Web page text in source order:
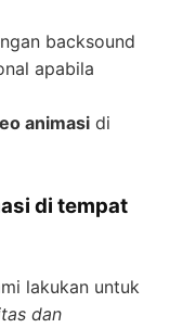
backsound
apabila
animasi di
di tempat
lakukan untuk
dan